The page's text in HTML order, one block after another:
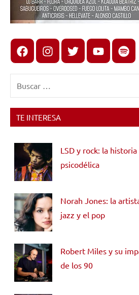
FacebookInstagram
X youtubespotify
TE INTERESA
LSD y rock: la
psicodélica
Norah Jones: la
jazz y el pop
Robert Miles y su
de los 90